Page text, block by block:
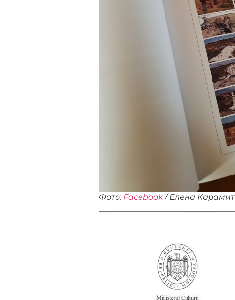
Фото: Facebook/ Eлена Карамит